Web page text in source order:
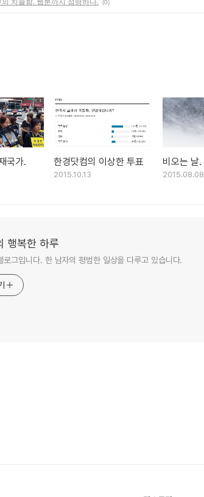
(0)
국가. 한경닷컴의 이상한 투표
2015.10.13
비오는 날.
2015.08.08
행복한 하루
로그입니다. 한 남자의 평범한 일상을 다루고 있습니다.